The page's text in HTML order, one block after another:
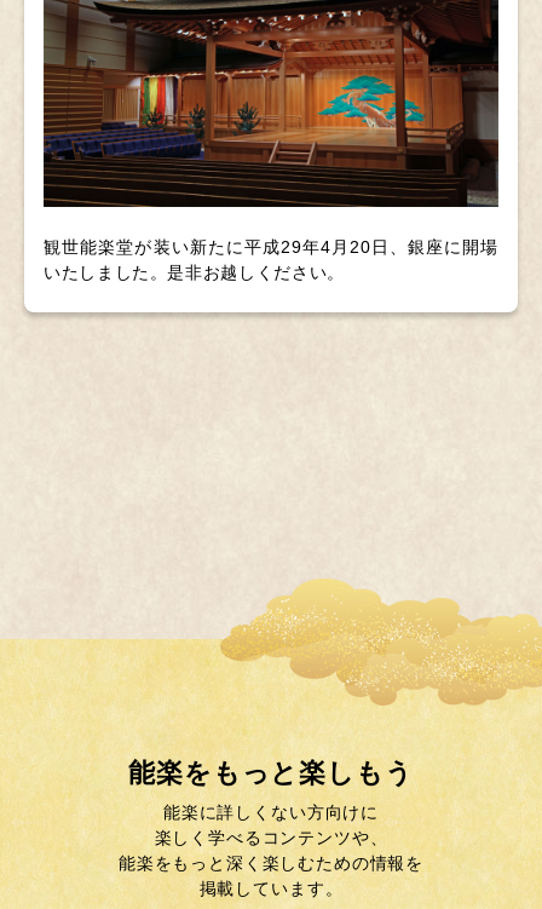
観世能楽堂が装い新たに平成29年4月20日、銀座に開場
いたしました。是非お越しください。
能楽をもっと楽しもう
能楽に詳しくない方向けに
楽しく学べるコンテンツや、
能楽をもっと深く楽しむための情報を
掲載しています。